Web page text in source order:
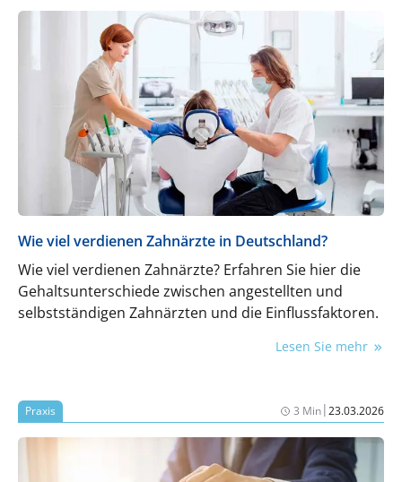
Wie viel verdienen Zahnärzte in Deutschland?
Wie viel verdienen Zahnärzte? Erfahren Sie hier die
Gehaltsunterschiede zwischen angestellten und
selbstständigen Zahnärzten und die Einflussfaktoren.
Lesen Sie mehr
Praxis 3 Min|23.03.2026